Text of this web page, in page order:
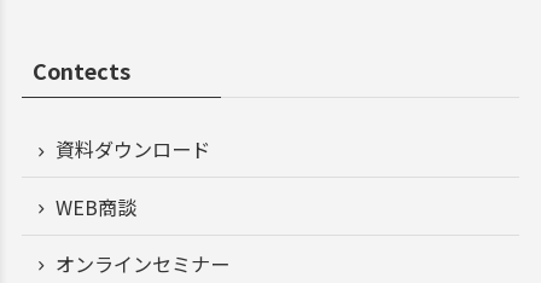
Contects
資料ダウンロード
WEB商談
オンラインセミナー